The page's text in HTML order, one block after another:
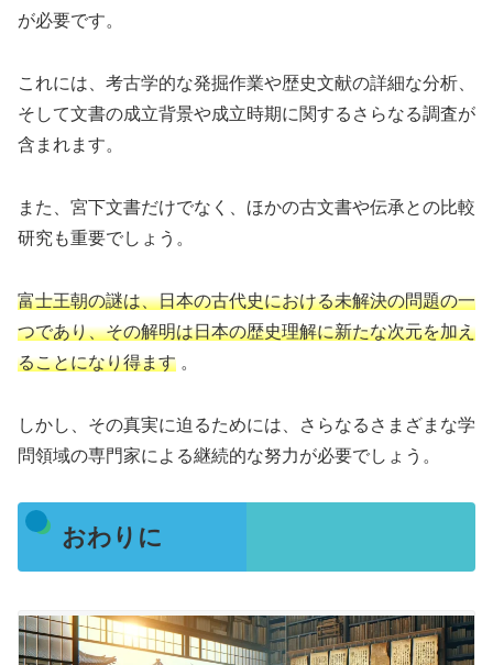
が必要です。
これには、考古学的な発掘作業や歴史文献の詳細な分析、
そして文書の成立背景や成立時期に関するさらなる調査が
含まれます。
また、宮下文書だけでなく、ほかの古文書や伝承との比較
研究も重要でしょう。
富士王朝の謎は、日本の古代史における未解決の問題の一
つであり、その解明は日本の歴史理解に新たな次元を加え
ることになり得ます 。
しかし、その真実に迫るためには、さらなるさまざまな学
問領域の専門家による継続的な努力が必要でしょう。
おわりに